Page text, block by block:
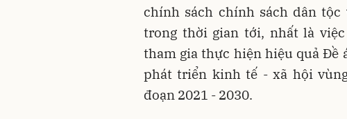
chính sách chính sách dân tộc
trong thời gian tới, nhất là
tham gia thực hiện hiệu quả Đề
phát triển kinh tế - xã hội
đoạn 2021 - 2030.